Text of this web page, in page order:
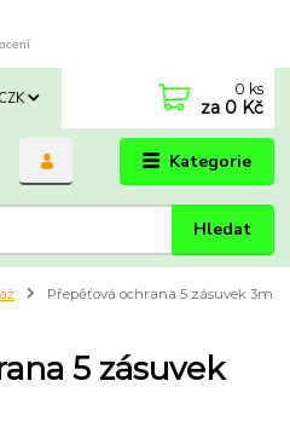
Kategorie
CZK
Hledat
0 ks
za 0 Kč
Přepěťová ochrana 5 zásuvek 3m
5 zásuvek